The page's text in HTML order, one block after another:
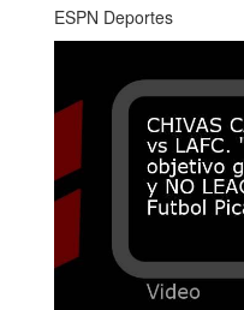
ESPN Deportes